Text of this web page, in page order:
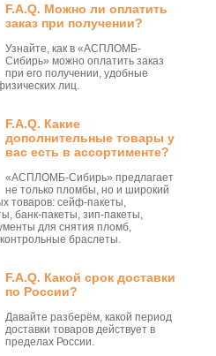
F.A.Q. Можно ли оплатить
заказ при получении?
Узнайте, как в «АСПЛОМБ-
Сибирь» можно оплатить заказ
при его получении, удобные
лиц.
F.A.Q. Какие
дополнительные товары у
вас есть в ассортименте?
«АСПЛОМБ-Сибирь» предлагает
не только пломбы, но и широкий
товаров: сейф-пакеты,
банк-пакеты, зип-пакеты,
для снятия пломб,
браслеты.
F.A.Q. Какой срок доставки
по России?
Давайте разберём, какой период
доставки товаров действует в
пределах России.